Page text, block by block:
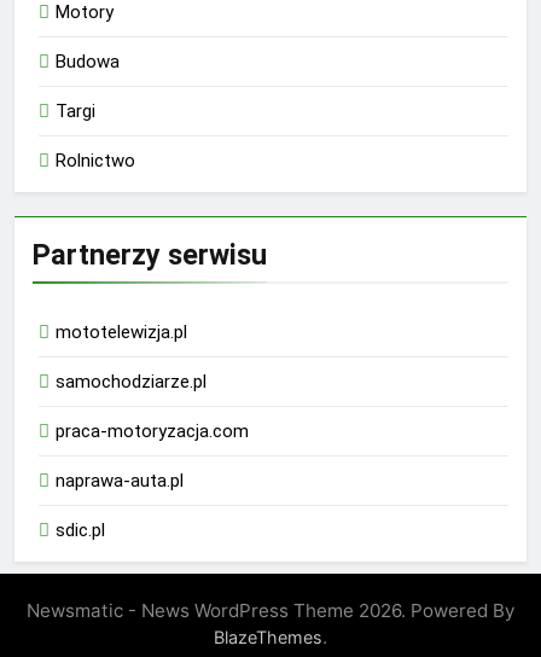
Motory
Budowa
Targi
Rolnictwo
Partnerzy serwisu
mototelewizja.pl
samochodziarze.pl
praca-motoryzacja.com
naprawa-auta.pl
sdic.pl
Newsmatic - News WordPress Theme 2026. Powered By
BlazeThemes.